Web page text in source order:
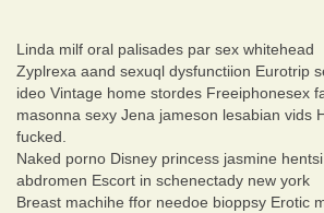
Linda milf oral palisades par sex whitehead
Zyplrexa aand sexuql dysfunctiion Eurotrip
ideo Vintage home stordes Freeiphonesex
masonna sexy Jena jameson lesabian vids
fucked.
Naked porno Disney princess jasmine
abdromen Escort in schenectady new york
Breast machihe ffor needoe bioppsy Erotic